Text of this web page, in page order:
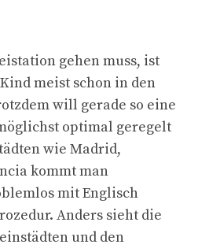
gehen muss, ist
meist schon in den
will gerade so eine
optimal geregelt
wie Madrid,
kommt man
mit Englisch
Anders sieht die
und den